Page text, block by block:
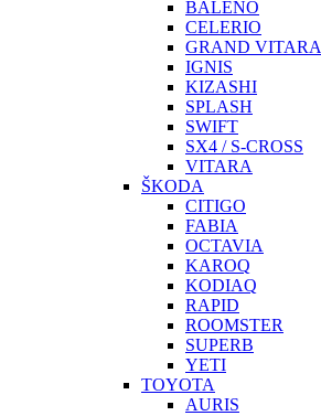
BALENO
CELERIO
GRAND VITARA
IGNIS
KIZASHI
SPLASH
SWIFT
SX4 / S-CROSS
VITARA
ŠKODA
CITIGO
FABIA
OCTAVIA
KAROQ
KODIAQ
RAPID
ROOMSTER
SUPERB
YETI
TOYOTA
AURIS